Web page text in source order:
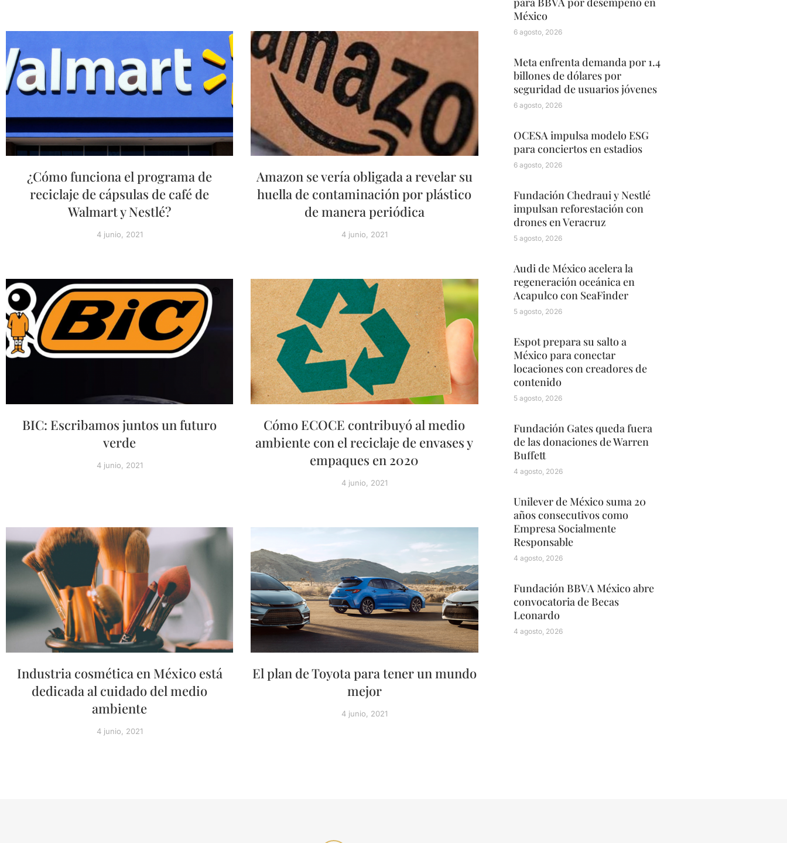
¿Cómo funciona el programa de
reciclaje de cápsulas de café de
Walmart y Nestlé?
4 junio, 2021
Amazon se vería obligada a revelar su
huella de contaminación por plástico
de manera periódica
4 junio, 2021
BIC: Escribamos juntos un futuro
verde
4 junio, 2021
Cómo ECOCE contribuyó al medio
ambiente con el reciclaje de envases y
empaques en 2020
4 junio, 2021
Industria cosmética en México está
dedicada al cuidado del medio
ambiente
4 junio, 2021
El plan de Toyota para tener un mundo
mejor
4 junio, 2021
México
6 agosto, 2026
Meta enfrenta demanda por 1.4
billones de dólares por
seguridad de usuarios jóvenes
6 agosto, 2026
OCESA impulsa modelo ESG
para conciertos en estadios
6 agosto, 2026
Fundación Chedraui y Nestlé
impulsan reforestación con
drones en Veracruz
5 agosto, 2026
Audi de México acelera la
regeneración oceánica en
Acapulco con SeaFinder
5 agosto, 2026
Espot prepara su salto a
México para conectar
locaciones con creadores de
contenido
5 agosto, 2026
Fundación Gates queda fuera
de las donaciones de Warren
Buffett
4 agosto, 2026
Unilever de México suma 20
años consecutivos como
Empresa Socialmente
Responsable
4 agosto, 2026
Fundación BBVA México abre
convocatoria de Becas
Leonardo
4 agosto, 2026